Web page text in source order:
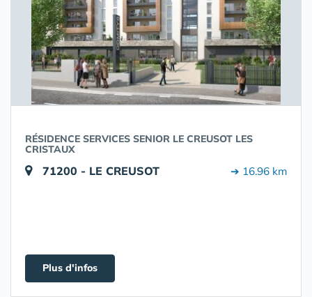
RÉSIDENCE SERVICES SENIOR LE CREUSOT LES
CRISTAUX
71200 - LE CREUSOT ➔ 16.96 km
Plus d'infos